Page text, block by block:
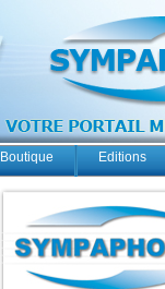
Boutique Editions